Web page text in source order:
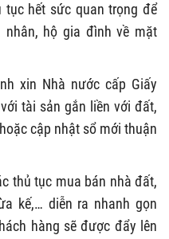
hết sức quan trọng để
hộ gia đình về mặt
xin Nhà nước cấp Giấy
tài sản gắn liền với đất,
cập nhật sổ mới thuận
thủ tục mua bán nhà đất,
kế,… diễn ra nhanh gọn
hàng sẽ được đẩy lên